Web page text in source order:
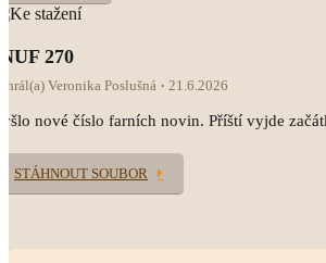
270
Veronika Poslušná 21.6.2026
nové číslo farních novin. Příští vyjde
STÁHNOUT SOUBOR